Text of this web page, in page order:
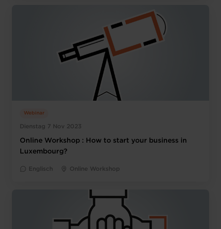
Dienstag 7 Nov 2023
Webinar
Online Workshop : How to start your business in
Luxembourg?
Englisch Online Workshop